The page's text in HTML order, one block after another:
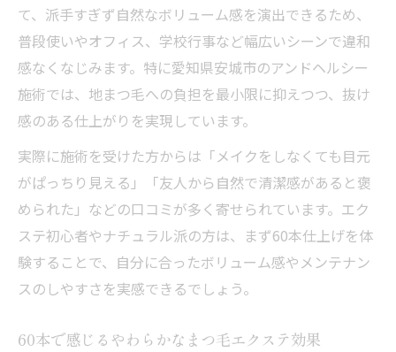
て、派手すぎず自然なボリューム感を演出できるため、
普段使いやオフィス、学校行事など幅広いシーンで違和
感なくなじみます。特に愛知県安城市のアンドヘルシー
施術では、地まつ毛への負担を最小限に抑えつつ、抜け
感のある仕上がりを実現しています。
実際に施術を受けた方からは「メイクをしなくても目元
がぱっちり見える」「友人から自然で清潔感があると褒
められた」などの口コミが多く寄せられています。エク
ステ初心者やナチュラル派の方は、まず60本仕上げを体
験することで、自分に合ったボリューム感やメンテナン
スのしやすさを実感できるでしょう。
60本で感じるやわらかなまつ毛エクステ効果